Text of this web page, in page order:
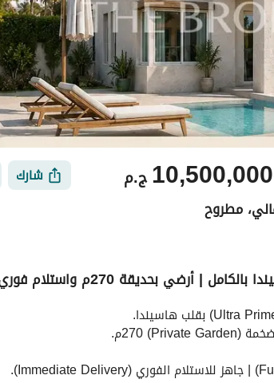
ج.م10,500,000 شارك
مطروح
الموقع والأماكن القريبة
بحديقة 270م واستلام فوري!